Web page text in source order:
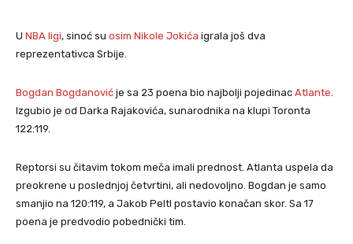
U NBA ligi, sinoć su osim Nikole Jokića igrala još dva
reprezentativca Srbije.
Bogdan Bogdanović je sa 23 poena bio najbolji pojedinac Atlante
Izgubio je od Darka Rajakovića, sunarodnika na klupi Toronta
122:119.
Reptorsi su čitavim tokom meča imali prednost. Atlanta uspela da
preokrene u poslednjoj četvrtini, ali nedovoljno. Bogdan je samo
smanjio na 120:119, a Jakob Peltl postavio konačan skor. Sa 17
poena je predvodio pobednički tim.